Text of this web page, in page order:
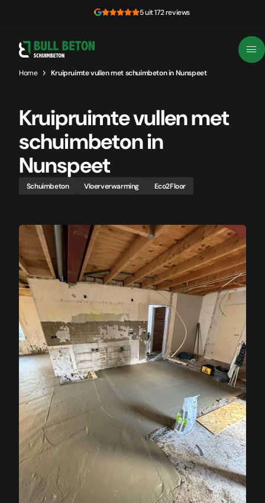
5 uit 172 reviews
Home Kruipruimte vullen met schuimbeton in Nunspeet
Kruipruimte vullen met
schuimbeton in
Nunspeet
Schuimbeton Vloerverwarming Eco2Floor